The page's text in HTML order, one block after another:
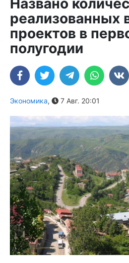
реализованных
проектов в
полугодии
Экономика, 7 Авг. 20:01